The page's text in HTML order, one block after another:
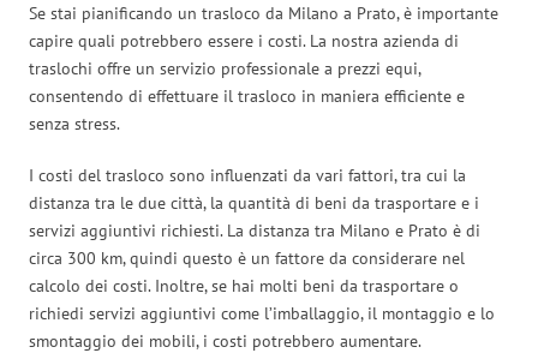
Se stai pianificando un trasloco da Milano a Prato, è importante
capire quali potrebbero essere i costi. La nostra azienda di
traslochi offre un servizio professionale a prezzi equi,
consentendo di effettuare il trasloco in maniera efficiente e
senza stress.
I costi del trasloco sono influenzati da vari fattori, tra cui la
distanza tra le due città, la quantità di beni da trasportare e i
servizi aggiuntivi richiesti. La distanza tra Milano e Prato è di
circa 300 km, quindi questo è un fattore da considerare nel
calcolo dei costi. Inoltre, se hai molti beni da trasportare o
richiedi servizi aggiuntivi come l’imballaggio, il montaggio e lo
smontaggio dei mobili, i costi potrebbero aumentare.